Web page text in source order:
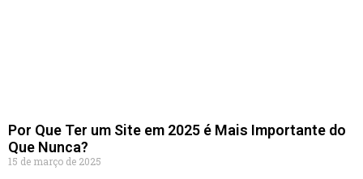
Por Que Ter um Site em 2025 é Mais Importante do
Que Nunca?
15 de março de 2025